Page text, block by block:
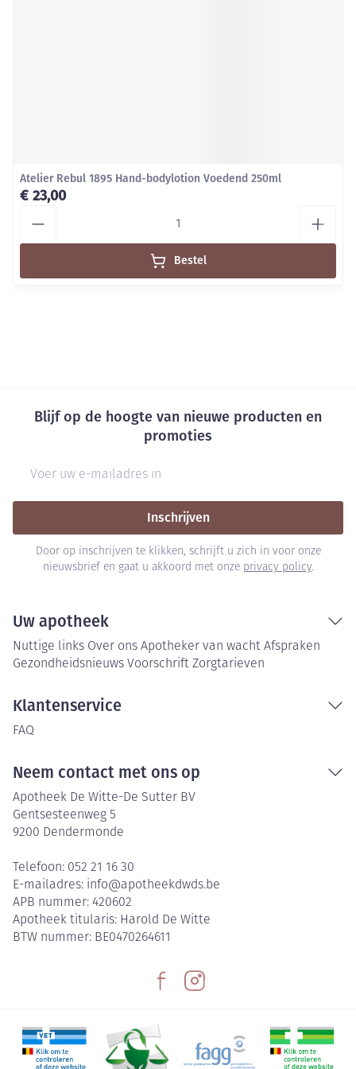
Atelier Rebul 1895 Hand-bodylotion Voedend 250ml
€ 23,00
Bestel
Blijf op de hoogte van nieuwe producten en
promoties
Inschrijven
Door op inschrijven te klikken, schrijft u zich in voor onze
nieuwsbrief en gaat u akkoord met onze privacy policy.
Uw apotheek
Nuttige links Over ons Apotheker van wacht Afspraken
Gezondheidsnieuws Voorschrift Zorgtarieven
Klantenservice
FAQ
Neem contact met ons op
Apotheek De Witte-De Sutter BV
Gentsesteenweg 5
9200 Dendermonde
Telefoon: 052 21 16 30
E-mailadres: info@apotheekdwds.be
APB nummer: 420602
Apotheek titularis: Harold De Witte
BTW nummer: BE0470264611